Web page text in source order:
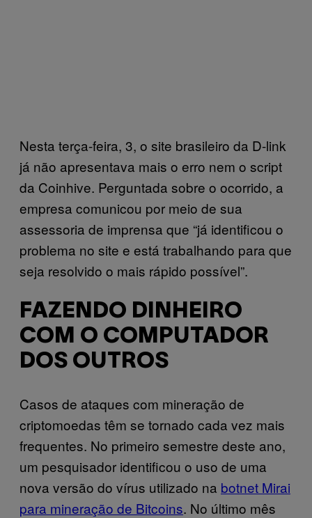
Nesta terça-feira, 3, o site brasileiro da D-link
já não apresentava mais o erro nem o script
da Coinhive. Perguntada sobre o ocorrido, a
empresa comunicou por meio de sua
assessoria de imprensa que “já identificou o
problema no site e está trabalhando para que
seja resolvido o mais rápido possível”.
FAZENDO DINHEIRO
COM O COMPUTADOR
DOS OUTROS
Casos de ataques com mineração de
criptomoedas têm se tornado cada vez mais
frequentes. No primeiro semestre deste ano,
um pesquisador identificou o uso de uma
nova versão do vírus utilizado na botnet Mirai
para mineração de Bitcoins. No último mês